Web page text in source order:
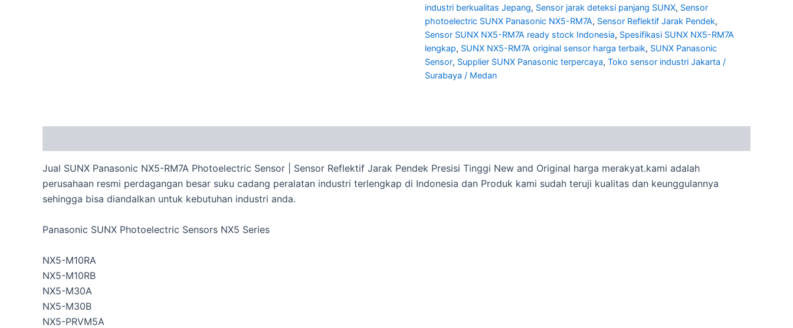
industri berkualitas Jepang, Sensor jarak deteksi panjang SUNX, Sensor
photoelectric SUNX Panasonic NX5-RM7A, Sensor Reflektif Jarak Pendek,
Sensor SUNX NX5-RM7A ready stock Indonesia, Spesifikasi SUNX NX5-RM7A
lengkap, SUNX NX5-RM7A original sensor harga terbaik, SUNX Panasonic
Sensor, Supplier SUNX Panasonic terpercaya, Toko sensor industri Jakarta /
Surabaya / Medan
Jual SUNX Panasonic NX5-RM7A Photoelectric Sensor | Sensor Reflektif Jarak Pendek Presisi Tinggi New and Original harga merakyat.kami adalah
perusahaan resmi perdagangan besar suku cadang peralatan industri terlengkap di Indonesia dan Produk kami sudah teruji kualitas dan keunggulannya
sehingga bisa diandalkan untuk kebutuhan industri anda.
Panasonic SUNX Photoelectric Sensors NX5 Series
NX5-M10RA
NX5-M10RB
NX5-M30A
NX5-M30B
NX5-PRVM5A